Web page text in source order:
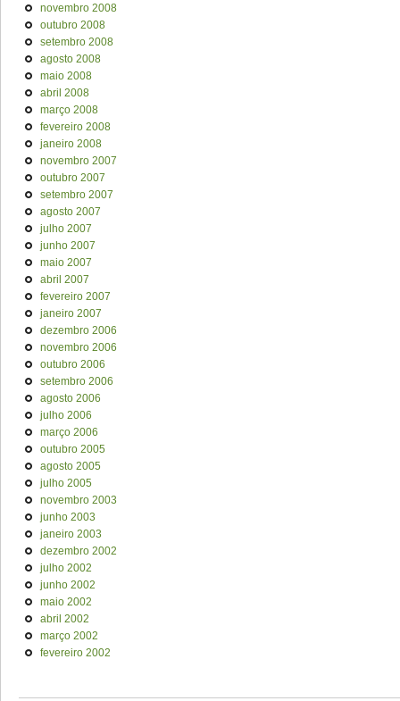
novembro 2008
outubro 2008
setembro 2008
agosto 2008
maio 2008
abril 2008
março 2008
fevereiro 2008
janeiro 2008
novembro 2007
outubro 2007
setembro 2007
agosto 2007
julho 2007
junho 2007
maio 2007
abril 2007
fevereiro 2007
janeiro 2007
dezembro 2006
novembro 2006
outubro 2006
setembro 2006
agosto 2006
julho 2006
março 2006
outubro 2005
agosto 2005
julho 2005
novembro 2003
junho 2003
janeiro 2003
dezembro 2002
julho 2002
junho 2002
maio 2002
abril 2002
março 2002
fevereiro 2002